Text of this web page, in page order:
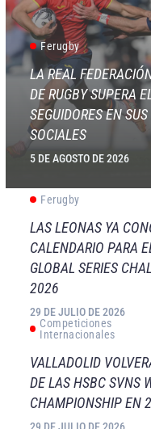
Ferugby
LA REAL
DE RUGBY SUPERA
SEGUIDORES EN
SOCIALES
5 DE AGOSTO DE 2026
Ferugby
LAS LEONAS YA
CALENDARIO PARA
GLOBAL SERIES
2026
29 DE JULIO DE 2026
Competiciones
Internacionales
VALLADOLID
DE LAS HSBC SVNS
CHAMPIONSHIP EN